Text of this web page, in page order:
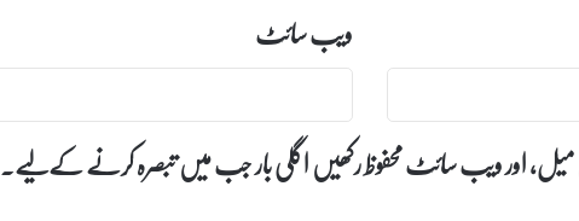
ویب‌ سائٹ
میل، اور ویب سائٹ محفوظ رکھیں اگلی بار جب میں تبصرہ کرنے کےلیے۔